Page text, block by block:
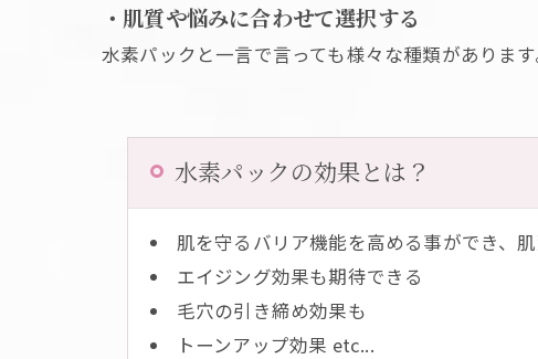
・肌質や悩みに合わせて選択する
水素パックと一言で言っても様々な種類がありま
水素パックの効果とは？
肌を守るバリア機能を高める事ができ、
エイジング効果も期待できる
毛穴の引き締め効果も
トーンアップ効果 etc...